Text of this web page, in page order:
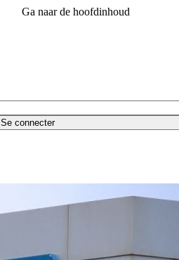
Ga naar de hoofdinhoud
Se connecter